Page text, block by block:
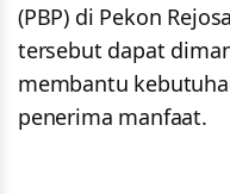
(PBP) di Pekon
tersebut dapat
membantu
penerima manfaat.